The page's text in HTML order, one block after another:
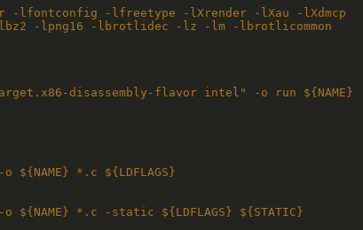
-lfontconfig -lfreetype -lXrender -lXau -lXdmcp
-lpng16 -lbrotlidec -lz -lm -lbrotlicommon
disassembly-flavor intel" -o run ${NAME}
${NAME} *.c ${LDFLAGS}
${NAME} *.c -static ${LDFLAGS} ${STATIC}